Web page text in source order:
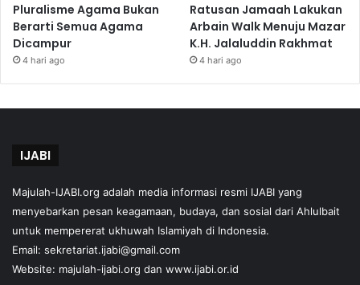
Pluralisme Agama Bukan
Berarti Semua Agama
Dicampur
4 hari ago
Ratusan Jamaah Lakukan
Arbain Walk Menuju Mazar
K.H. Jalaluddin Rakhmat
4 hari ago
IJABI
Majulah-IJABI.org adalah media informasi resmi IJABI yang
menyebarkan pesan keagamaan, budaya, dan sosial dari Ahlulbait
untuk mempererat ukhuwah Islamiyah di Indonesia.
Email: sekretariat.ijabi@gmail.com
Website: majulah-ijabi.org dan www.ijabi.or.id